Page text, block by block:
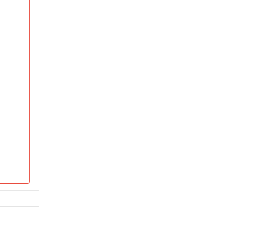
gett
sitt
hade